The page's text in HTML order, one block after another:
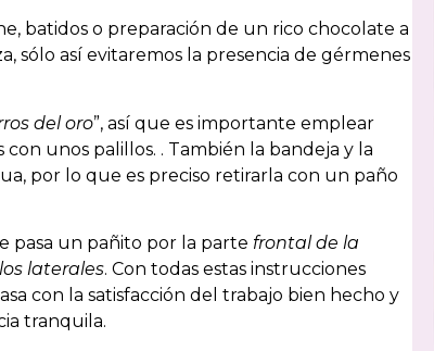
batidos o preparación de un rico chocolate a
sólo así evitaremos la presencia de gérmenes
del oro”, así que es importante emplear
unos palillos. . También la bandeja y la
por lo que es preciso retirarla con un paño
pasa un pañito por la parte frontal de la
laterales. Con todas estas instrucciones
con la satisfacción del trabajo bien hecho y
tranquila.